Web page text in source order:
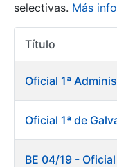
Mostrar/Ocultar
Mostrar/Ocultar
selectivas. Más
Título
Oficial 1ª
Oficial 1ª de
BE 04/19 -